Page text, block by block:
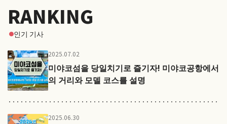
RANKING
인기 기사
2025.07.02
미야코섬을 당일치기로 즐기자! 미야코공항에서
의 거리와 모델 코스를 설명
2025.06.30